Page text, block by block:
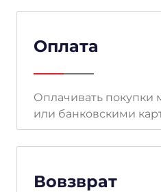
Оплата
Оплачивать
или банковскими
Вовзврат